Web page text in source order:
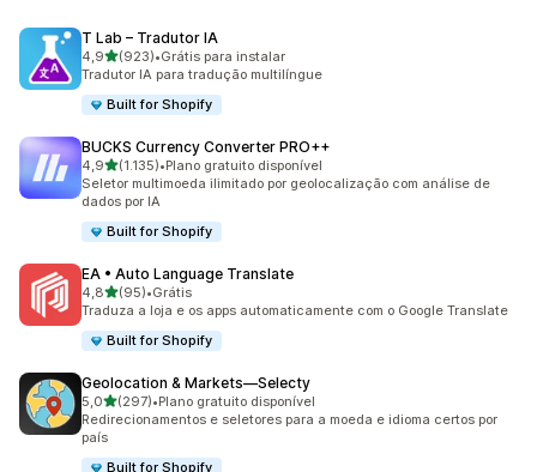
T Lab – Tradutor IA
4,9de 5 estrelas
(923)
923 avaliações ao todo
•Grátis para instalar
Tradutor IA para tradução multilíngue
Built for Shopify
BUCKS Currency Converter PRO++
4,9de 5 estrelas
(1.135)
1135 avaliações ao todo
•Plano gratuito disponível
Seletor multimoeda ilimitado por geolocalização com análise de
dados por IA
Built for Shopify
EA • Auto Language Translate
4,8de 5 estrelas
(95)
95 avaliações ao todo
•Grátis
Traduza a loja e os apps automaticamente com o Google Translate
Built for Shopify
Geolocation & Markets—Selecty
5,0de 5 estrelas
(297)
297 avaliações ao todo
•Plano gratuito disponível
Redirecionamentos e seletores para a moeda e idioma certos por
país
Built for Shopify